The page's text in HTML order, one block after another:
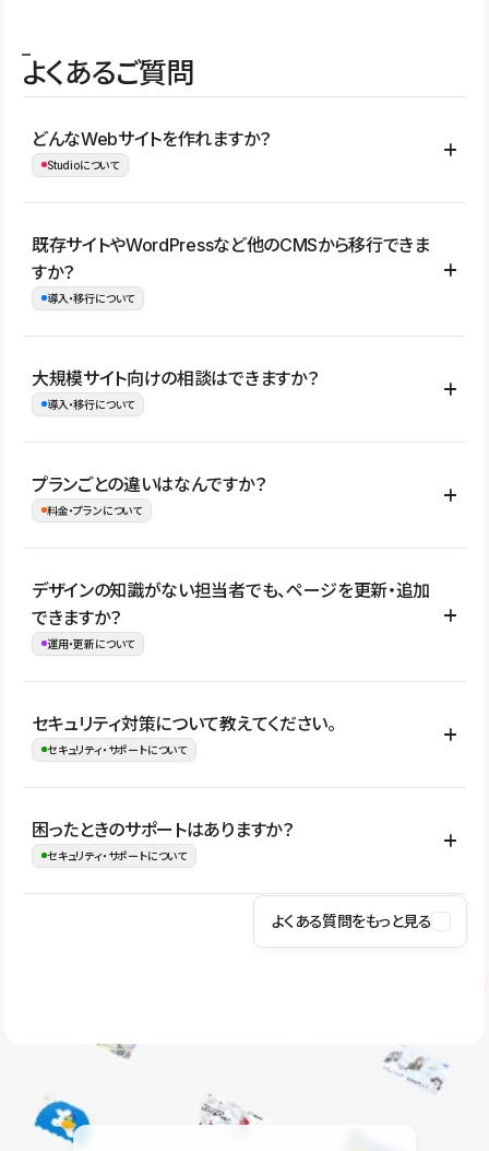
よくあるご質問
どんなWebサイトを作れますか？
Studioについて
コーポレートサイト、サービスサイト、LP、採用サイト、ブロ
グ・メディア、イベントサイト、店舗・商品紹介サイト、ポートフ
ォリオなど幅広く制作できます。
既存サイトやWordPressなど他のCMSから移行できま
すか？
導入・移行について
はい。既存サイトの構成やコンテンツ、URLを整理したうえで、
Studio上に再構築する形で移行できます。 WordPressの場合は、
イト全体のデザインや設定がそのまま移行されるわけではないた
め、移行後にページ構成やデザイン、CMS設計、URL・リダイレク
大規模サイト向けの相談はできますか？
導入・移行について
はい。アクセス規模が大きいサイトや、複数部門での運用、権限管
理、セキュリティ確認、既存システムとの連携など、個別の要件が
ない段階でも、お問い合わせください。
お問合せはこちら
プランごとの違いはなんですか？
料金・プランについて
公開ページ数、バージョン履歴の期間、CMS利用数の上限、権限
管理の有無などがプランごとに異なります。詳しくは料金プランペ
ージをご覧ください。
デザインの知識がない担当者でも、ページを更新・追加
できますか？
運用・更新について
はい。CMSやコンポーネントを活用して更新範囲を設計しておく
ことで、デザインを崩しにくい状態で運用できます。 さらにコン
ながらレイアウトに影響を与えずに更新作業を進めやすくなりま
す。
セキュリティ対策について教えてください。
セキュリティ・サポートについて
Studioでは、公開サイトやサービスを安全に利用できるよう、通信
の暗号化、データ保護、アクセス管理、脆弱性対策など、複数の観
はSSL/TLSによる通信暗号化に対応しており、悪質なスクリプトの
困ったときのサポートはありますか？
セキュリティ・サポートについて
操作方法や機能については、ヘルプセンターでご確認いただけま
ユーザー同士で質問・相談できるコミュニティもご利用ください。
よくある質問をもっと見る